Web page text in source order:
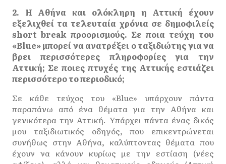
2. Η Αθήνα και ολόκληρη η Αττική έχουν
εξελιχθεί τα τελευταία χρόνια σε δημοφιλείς
short break προορισμούς. Σε ποια τεύχη του
«Blue» μπορεί να ανατρέξει ο ταξιδιώτης για να
βρει περισσότερες πληροφορίες για την
Αττική; Σε ποιες πτυχές της Αττικής εστιάζει
περισσότερο το περιοδικό;
Σε κάθε τεύχος του «Blue» υπάρχουν πάντα
παραπάνω από ένα θέματα για την Αθήνα και
γενικότερα την Αττική. Υπάρχει πάντα ένας δικός
μου ταξιδιωτικός οδηγός, που επικεντρώνεται
συνήθως στην Αθήνα, καλύπτοντας θέματα που
έχουν να κάνουν κυρίως με την εστίαση (νέες